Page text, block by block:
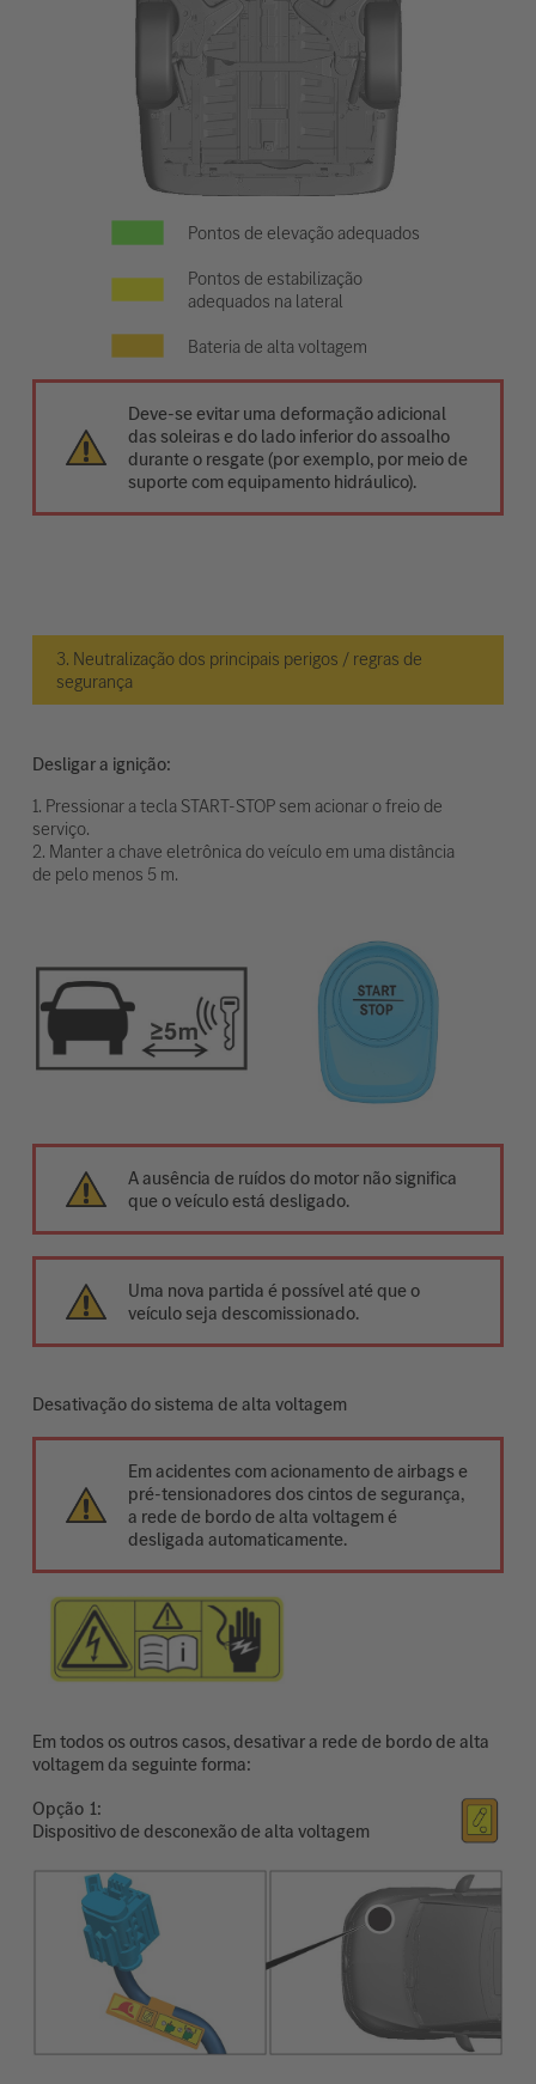
Pontos de elevação adequados
Pontos de estabilização
adequados na lateral
Bateria de alta voltagem
Deve-se evitar uma deformação adicional
das soleiras e do lado inferior do assoalho
durante o resgate (por exemplo, por meio de
suporte com equipamento hidráulico).
3. Neutralização dos principais perigos / regras de
segurança
Desligar a ignição:
1. Pressionar a tecla START-STOP sem acionar o freio de
serviço.
2. Manter a chave eletrônica do veículo em uma distância
de pelo menos 5 m.
A ausência de ruídos do motor não significa
que o veículo está desligado.
Uma nova partida é possível até que o
veículo seja descomissionado.
Desativação do sistema de alta voltagem
Em acidentes com acionamento de airbags e
pré-tensionadores dos cintos de segurança,
a rede de bordo de alta voltagem é
desligada automaticamente.
Em todos os outros casos, desativar a rede de bordo de alta
voltagem da seguinte forma:
Opção
Dispositivo de desconexão de alta voltagem